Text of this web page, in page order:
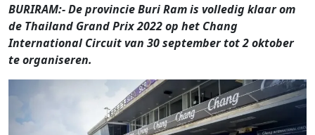
BURIRAM:- De provincie Buri Ram is volledig klaar om
de Thailand Grand Prix 2022 op het Chang
International Circuit van 30 september tot 2 oktober
te organiseren.